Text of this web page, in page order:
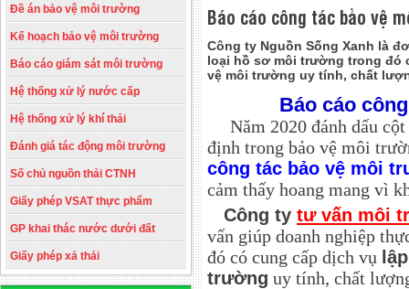
Đề án bảo vệ môi trường
Kế hoạch bảo vệ môi trường
Báo cáo giám sát môi trường
Hệ thống xử lý nước cấp
Hệ thống xử lý khí thải
Đánh giá tác động môi trường
Số chủ nguồn thải CTNH
Giấy phép VSAT thực phẩm
GP khai thác nước dưới đất
Giấy phép xả thải
Báo cáo công tác bảo vệ
Công ty Nguồn Sống Xanh là
loại hồ sơ môi trường trong đó
vệ môi trường uy tính, chất
Báo cáo
Năm 2020 đánh dấu
định trong bảo vệ môi
công tác bảo vệ môi
cảm thấy hoang mang vì
Công ty tư vấn môi
vấn giúp doanh nghiệp
đó có cung cấp dịch vụ
trường uy tính, chất